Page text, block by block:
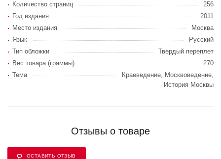
Количество страниц
256
Год издания
2011
Место издания
Москва
Язык
Русский
Тип обложки
Твердый переплет
Вес товара (граммы)
270
Тема
Краеведение, Москвоведение,
История Москвы
Отзывы о товаре
ОСТАВИТЬ ОТЗЫВ